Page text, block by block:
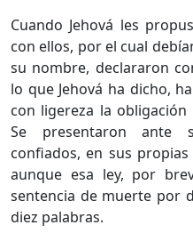
Cuando Jehová les
con ellos, por el cual
su nombre, declararon
lo que Jehová ha dicho,
con ligereza la
Se presentaron ante
confiados, en sus
aunque esa ley, por
sentencia de muerte por
diez palabras.